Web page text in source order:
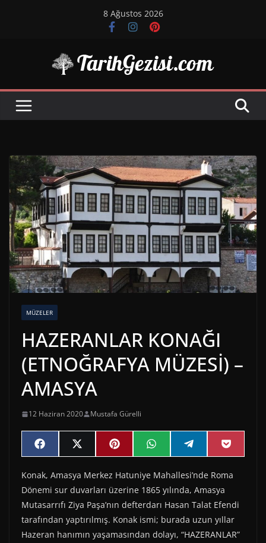
8 Ağustos 2026
MÜZELER
HAZERANLAR KONAĞI
(ETNOĞRAFYA MÜZESİ) –
AMASYA
12 Haziran 2020 Mustafa Gürelli
Share
on
F
a
e
b
o
o
k
Share
on
X
(
w
i
t
t
e
r
)
Share
on
P
i
t
e
r
e
s
t
Share
on
W
h
t
s
A
p
p
Share
on
e
e
g
r
a
m
Share
on
P
o
k
Konak, Amasya Merkez Hatuniye Mahallesi’nde Roma
Dönemi sur duvarları üzerine 1865 yılında, Amasya
Mutasarrıfı Ziya Paşa’nın defterdarı Hasan Talat Efendi
tarafından yaptırılmış. Konak ismi; burada uzun yıllar
Hazeran hanımın yaşamasından dolayı, “HAZERANLAR”